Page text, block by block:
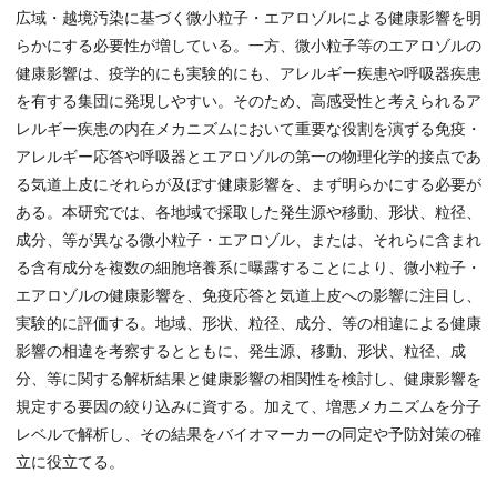
広域・越境汚染に基づく微小粒子・エアロゾルによる健康影響を明
らかにする必要性が増している。一方、微小粒子等のエアロゾルの
健康影響は、疫学的にも実験的にも、アレルギー疾患や呼吸器疾患
を有する集団に発現しやすい。そのため、高感受性と考えられるア
レルギー疾患の内在メカニズムにおいて重要な役割を演ずる免疫・
アレルギー応答や呼吸器とエアロゾルの第一の物理化学的接点であ
る気道上皮にそれらが及ぼす健康影響を、まず明らかにする必要が
ある。本研究では、各地域で採取した発生源や移動、形状、粒径、
成分、等が異なる微小粒子・エアロゾル、または、それらに含まれ
る含有成分を複数の細胞培養系に曝露することにより、微小粒子・
エアロゾルの健康影響を、免疫応答と気道上皮への影響に注目し、
実験的に評価する。地域、形状、粒径、成分、等の相違による健康
影響の相違を考察するとともに、発生源、移動、形状、粒径、成
分、等に関する解析結果と健康影響の相関性を検討し、健康影響を
規定する要因の絞り込みに資する。加えて、増悪メカニズムを分子
レベルで解析し、その結果をバイオマーカーの同定や予防対策の確
立に役立てる。